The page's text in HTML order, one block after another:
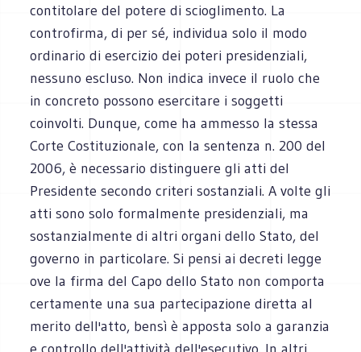
contitolare del potere di scioglimento. La
controfirma, di per sé, individua solo il modo
ordinario di esercizio dei poteri presidenziali,
nessuno escluso. Non indica invece il ruolo che
in concreto possono esercitare i soggetti
coinvolti. Dunque, come ha ammesso la stessa
Corte Costituzionale, con la sentenza n. 200 del
2006, è necessario distinguere gli atti del
Presidente secondo criteri sostanziali. A volte gli
atti sono solo formalmente presidenziali, ma
sostanzialmente di altri organi dello Stato, del
governo in particolare. Si pensi ai decreti legge
ove la firma del Capo dello Stato non comporta
certamente una sua partecipazione diretta al
merito dell'atto, bensì è apposta solo a garanzia